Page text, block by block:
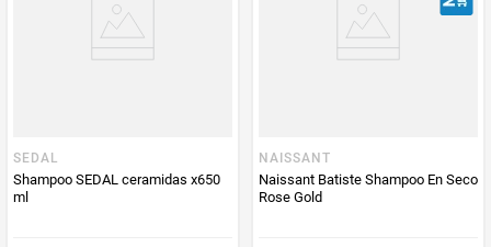
PUM - Unidad
de Medida
SEDAL
Shampoo SEDAL ceramidas x650
ml
NAISSANT
Naissant Batiste Shampoo En Seco
Rose Gold